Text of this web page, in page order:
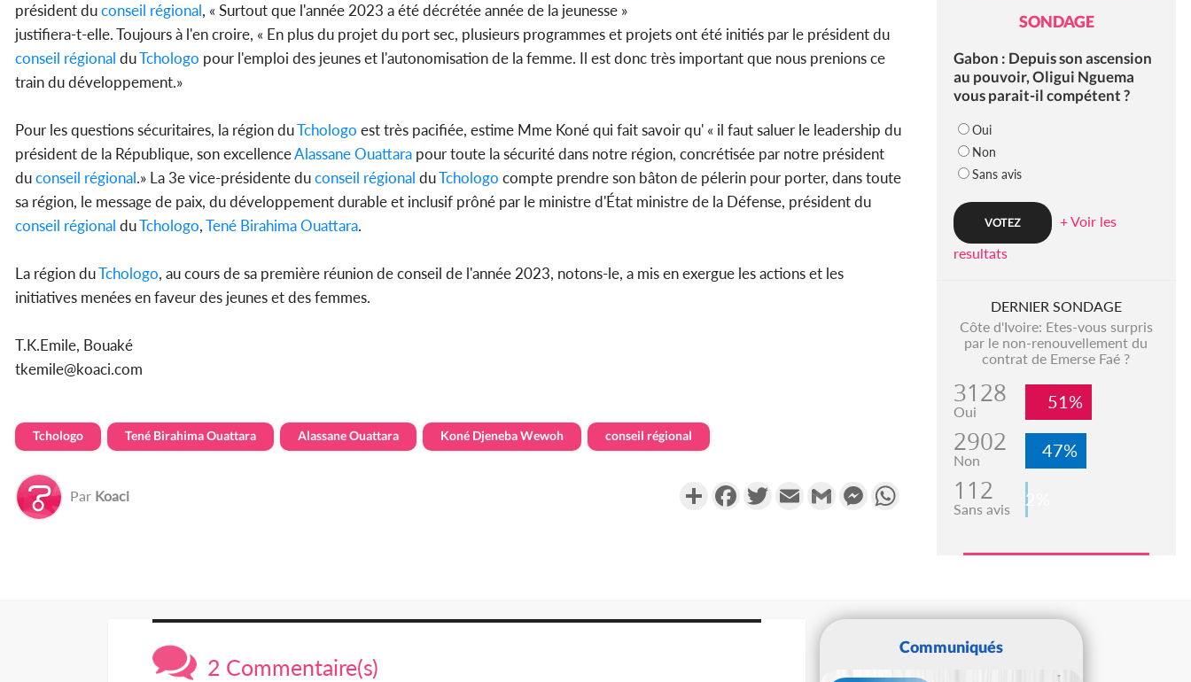
président duconseil régional, « Surtout que l'année 2023 a été décrétée année de la jeunesse »
justifiera-t-elle. Toujours à l'en croire, « En plus du projet du port sec, plusieurs programmes et projets ont été initiés par le président du
conseil régional duTchologo pour l'emploi des jeunes et l'autonomisation de la femme. Il est donc très important que nous prenions ce
train du développement.»
Pour les questions sécuritaires, la région duTchologo est très pacifiée, estime Mme Koné qui fait savoir qu' « il faut saluer le leadership du
président de la République, son excellenceAlassane Ouattara pour toute la sécurité dans notre région, concrétisée par notre président
duconseil régional.» La 3e vice-présidente duconseil régional duTchologo compte prendre son bâton de pélerin pour porter, dans toute
sa région, le message de paix, du développement durable et inclusif prôné par le ministre d'État ministre de la Défense, président du
conseil régional duTchologo,Tené Birahima Ouattara.
La région duTchologo, au cours de sa première réunion de conseil de l'année 2023, notons-le, a mis en exergue les actions et les
initiatives menées en faveur des jeunes et des femmes.
T.K.Emile, Bouaké
tkemile@koaci.com
Tchologo Tené Birahima Ouattara Alassane Ouattara Koné Djeneba Wewoh conseil régional
Par Koaci PartagerFacebookTwitterEmail Gmail MessengerWhatsApp
SONDAGE
Gabon : Depuis son ascension
au pouvoir, Oligui Nguema
vous parait-il compétent ?
Oui
Non
Sans avis
+ Voir les
resultats
DERNIER SONDAGE
Côte d'Ivoire: Etes-vous surpris
par le non-renouvellement du
contrat de Emerse Faé ?
3128
Oui 51%
2902
Non 47%
112
Sans avis 2%
2 Commentaire(s)
Communiqués